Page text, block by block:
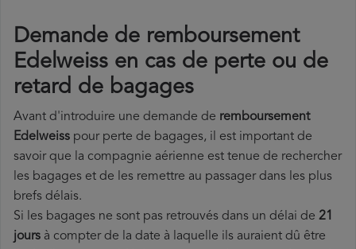
Demande de remboursement
Edelweiss en cas de perte ou de
retard de bagages
Avant d'introduire une demande de remboursement
Edelweiss pour perte de bagages, il est important de
savoir que la compagnie aérienne est tenue de rechercher
les bagages et de les remettre au passager dans les plus
brefs délais.
Si les bagages ne sont pas retrouvés dans un délai de 21
jours à compter de la date à laquelle ils auraient dû être